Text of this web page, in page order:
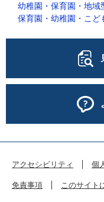
幼稚園・保育園・地域
保育園・幼稚園・こど
アクセシビリティ 個
免責事項 このサイト